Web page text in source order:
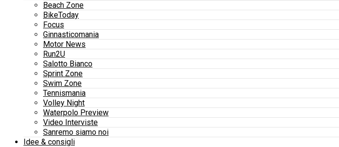
Beach Zone
BikeToday
Focus
Ginnasticomania
Motor News
Run2U
Salotto Bianco
Sprint Zone
Swim Zone
Tennismania
Volley Night
Waterpolo Preview
Video Interviste
Sanremo siamo noi
Idee & consigli